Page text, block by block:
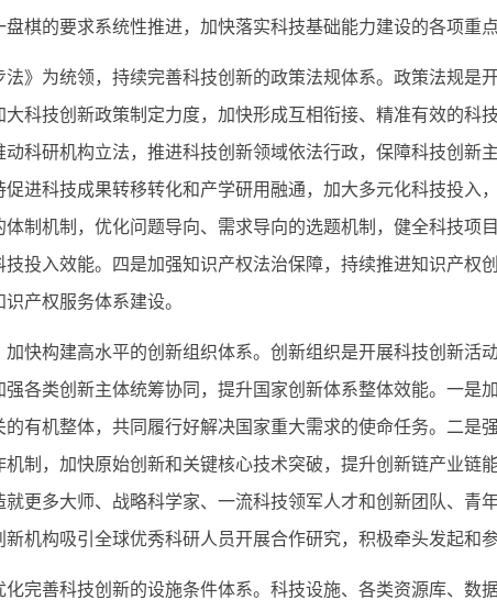
棋的要求系统性推进，加快落实科技基础能力建设的各项重点
为统领，持续完善科技创新的政策法规体系。政策法规是
科技创新政策制定力度，加快形成互相衔接、精准有效的科
科研机构立法，推进科技创新领域依法行政，保障科技创新
进科技成果转移转化和产学研用融通，加大多元化科技投入
制机制，优化问题导向、需求导向的选题机制，健全科技
投入效能。四是加强知识产权法治保障，持续推进知识产
产权服务体系建设。
构建高水平的创新组织体系。创新组织是开展科技创新活
各类创新主体统筹协同，提升国家创新体系整体效能。一是
有机整体，共同履行好解决国家重大需求的使命任务。二是
制，加快原始创新和关键核心技术突破，提升创新链产业链
更多大师、战略科学家、一流科技领军人才和创新团队、青
机构吸引全球优秀科研人员开展合作研究，积极牵头发起和
善科技创新的设施条件体系。科技设施、各类资源库、数